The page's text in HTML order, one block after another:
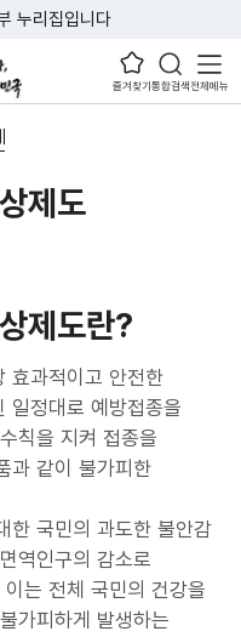
누리집입니다
즐겨찾기통합검색전체메뉴
제도
제도란?
효과적이고 안전한
일정대로 예방접종을
칙을 지켜 접종을
과 같이 불가피한
한 국민의 과도한 불안감
역인구의 감소로
는 전체 국민의 건강을
가피하게 발생하는